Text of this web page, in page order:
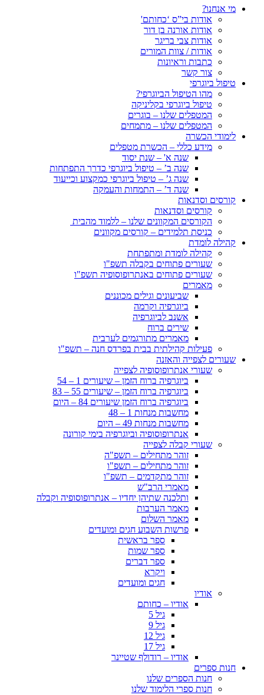
מי אנחנו?
אודות בי”ס ‘כחותם'
אודות אורנה בן דור
אודות צבי בריגר
אודות / צוות המורים
כתבות וראיונות
צור קשר
טיפול ביוגרפי
מהו הטיפול הביוגרפי?
טיפול ביוגרפי בקליניקה
המטפלים שלנו – בוגרים
המטפלים שלנו – מתמחים
לימודי הכשרה
מידע כללי – הכשרת מטפלים
שנה א' – שנת יסוד
שנה ב’ – טיפול ביוגרפי כדרך התפתחות
שנה ג’ – טיפול ביוגרפי כמקצוע וכייעוד
שנה ד’ – התמחות והעמקה
קורסים וסדנאות
קורסים וסדנאות
הקורסים המקוונים שלנו – ללמוד מהבית
כניסת תלמידים – קורסים מקוונים
קהילה לומדת
קהילה לומדת ומתפתחת
שעורים פתוחים בקבלה תשפ"ו
שעורים פתוחים באנתרופוסופיה תשפ"ו
מאמרים
שביעונים וגילים מכוננים
ביוגרפיה וקרמה
אשנב לביוגרפיה
שירים ברוח
מאמרים מתורגמים לערבית
פעילות קהילתית בבית בפרדס חנה – תשפ"ו
שעורים לצפייה והאזנה
שעורי אנתרופוסופיה לצפייה
ביוגרפיה ברוח הזמן – שיעורים 1 – 54
ביוגרפיה ברוח הזמן – שיעורים 55 – 83
ביוגרפיה ברוח הזמן שיעורים 84 – היום
מחשבות מנחות 1 – 48
מחשבות מנחות 49 – היום
אנתרופוסופיה וביוגרפיה בימי קורונה
שעורי קבלה לצפייה
זוהר מתחילים – תשפ"ה
זוהר מתחילים – תשפ"ו
זוהר מתקדמים – תשפ"ו
מאמרי הרב"ש
ותלכנה שתיהן יחדיו – אנתרופוסופיה וקבלה
מאמר הערבות
מאמר השלום
פרשות השבוע חגים ומועדים
ספר בראשית
ספר שמות
ספר דברים
ויקרא
חגים ומועדים
אודיו
אודיו – כחותם
גיל 5
גיל 9
גיל 12
גיל 17
אודיו – רודולף שטיינר
חנות ספרים
חנות הספרים שלנו
חנות ספרי הלימוד שלנו